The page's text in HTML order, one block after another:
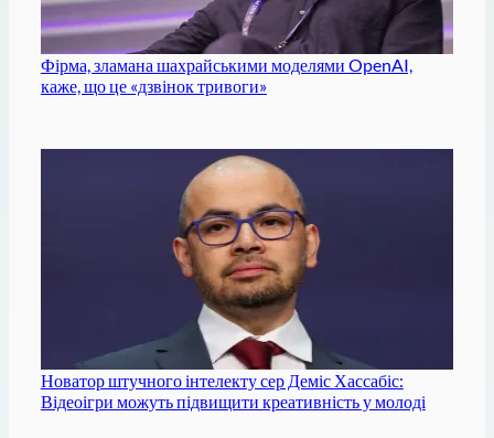
Фірма, зламана шахрайськими моделями OpenAI,
каже, що це «дзвінок тривоги»
Новатор штучного інтелекту сер Деміс Хассабіс:
Відеоігри можуть підвищити креативність у молоді